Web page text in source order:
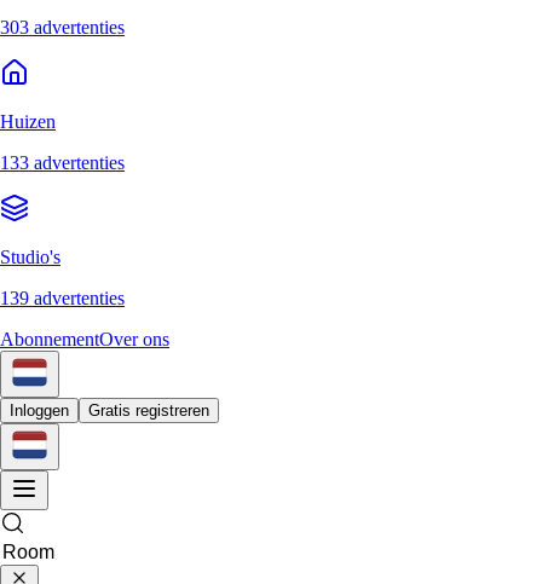
303 advertenties
Huizen
133 advertenties
Studio's
139 advertenties
AbonnementOver ons
Inloggen Gratis registreren